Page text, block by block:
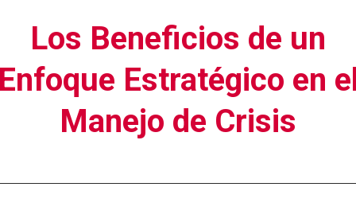
Los Beneficios de un
Estratégico en
Manejo de Crisis